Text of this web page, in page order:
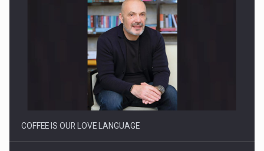
Cum invatam sa spunem nu intr-o cultura care pedepseste…
COFFEE IS OUR LOVE LANGUAGE